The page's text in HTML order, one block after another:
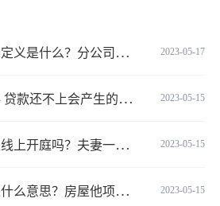
2023-05-17
分公司和子公司的区别在哪里？
2023-05-15
还不上会产生的后果？
2023-05-15
一方在国外一方在国内可以离婚吗？
2023-05-15
房屋他项权证能当房产证吗？